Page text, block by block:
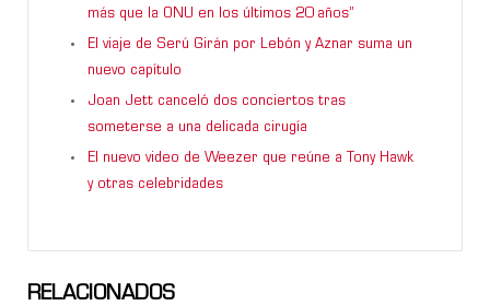
más que la ONU en los últimos 20 años”
El viaje de Serú Girán por Lebón y Aznar suma un
nuevo capítulo
Joan Jett canceló dos conciertos tras
someterse a una delicada cirugía
El nuevo video de Weezer que reúne a Tony Hawk
y otras celebridades
RELACIONADOS